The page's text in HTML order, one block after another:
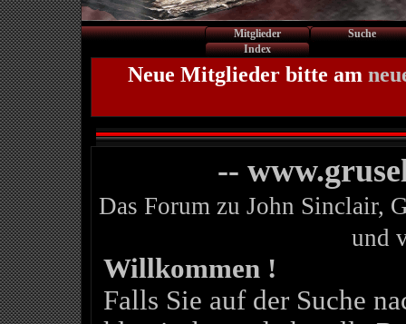
Mitglieder
Suche
Index
Neue Mitglieder bitte am
--
Das Forum zu John Sinclair,
und
Willkommen !
Falls Sie auf der Suche